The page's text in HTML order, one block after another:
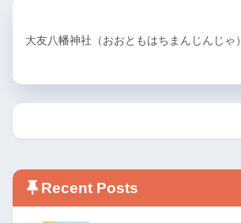
大友八幡神社（おおともはちまんじんじゃ）
Recent Posts